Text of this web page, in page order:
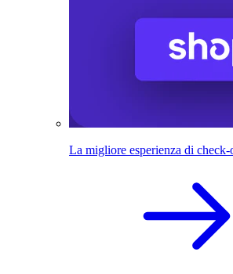
La migliore esperienza di